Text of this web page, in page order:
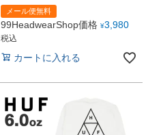
メール便無料
99HeadwearShop価格 ¥3,980
税込
カートに入れる